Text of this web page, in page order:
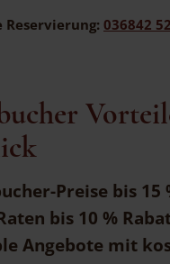
Reservierung: 036842
Preise bis 15
bis 10 %
Angebote mit